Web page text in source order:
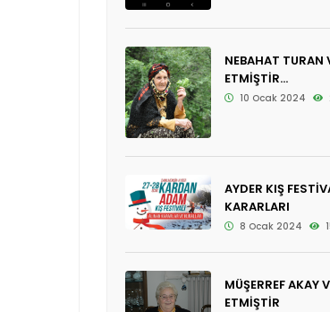
NEBAHAT TURAN
ETMİŞTİR...
10 Ocak 2024
AYDER KIŞ
KARARLARI
8 Ocak 2024
MÜŞERREF AKAY
ETMİŞTİR